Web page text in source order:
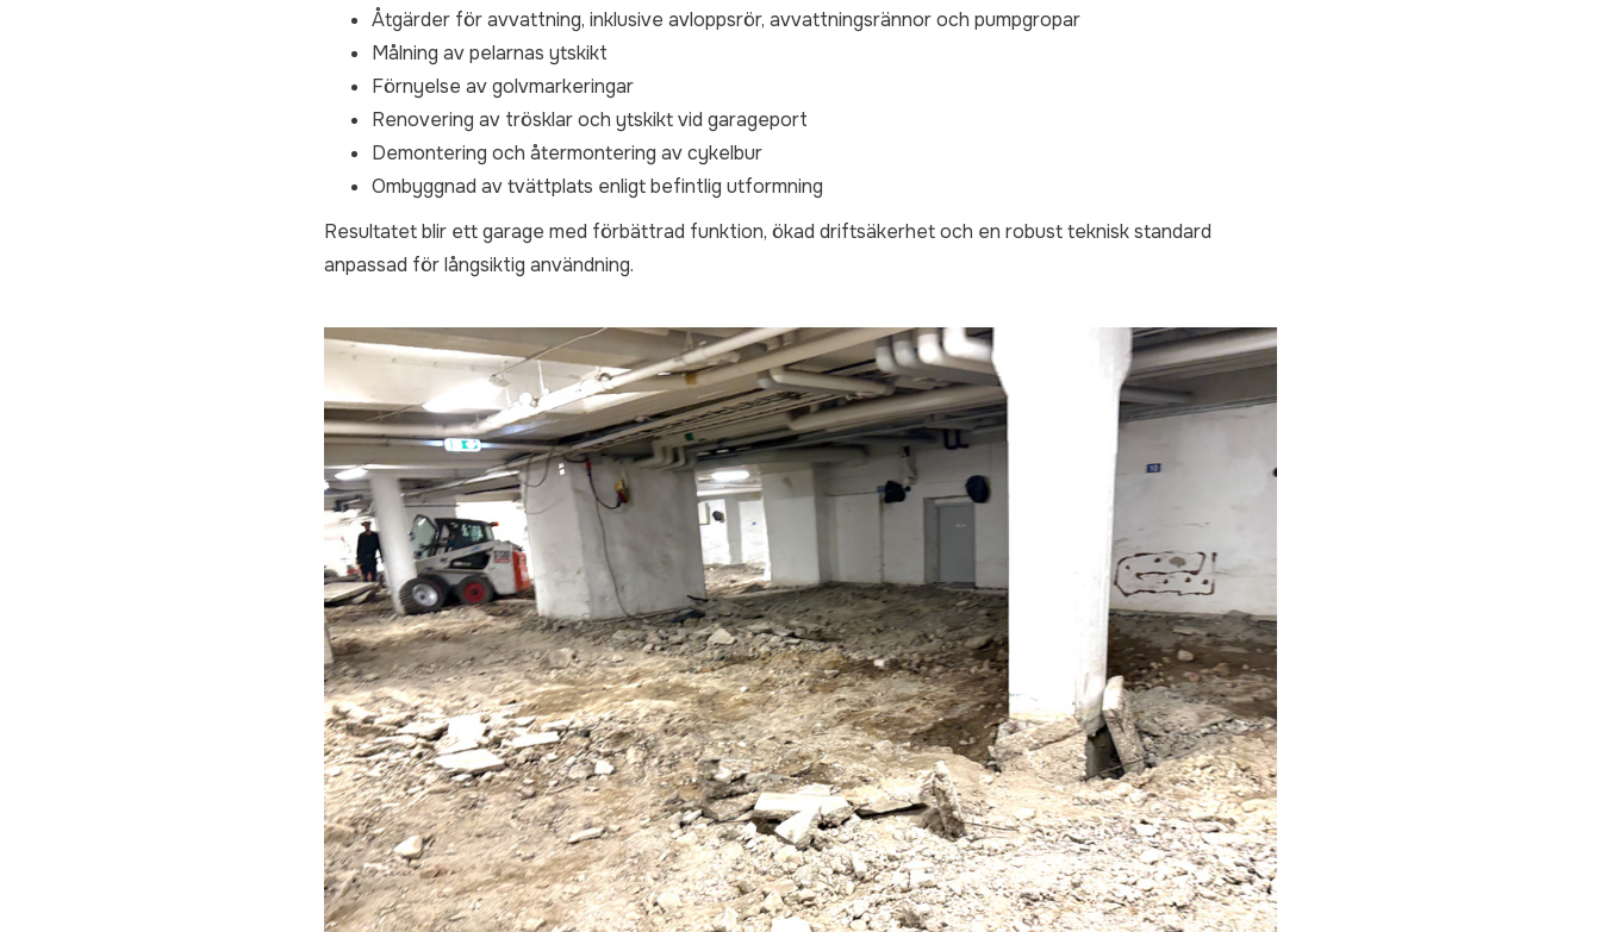
Åtgärder för avvattning, inklusive avloppsrör, avvattningsrännor och pumpgropar
Målning av pelarnas ytskikt
Förnyelse av golvmarkeringar
Renovering av trösklar och ytskikt vid garageport
Demontering och återmontering av cykelbur
Ombyggnad av tvättplats enligt befintlig utformning
Resultatet blir ett garage med förbättrad funktion, ökad driftsäkerhet och en robust teknisk standard
anpassad för långsiktig användning.